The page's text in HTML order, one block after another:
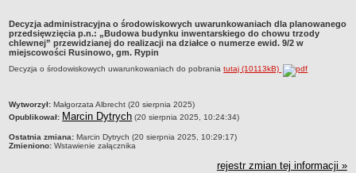
Dane statystyczne
Zadania publiczne
Związki i stowarzyszenia
Rejestr zbiorów danych osobowych
Rejestr instytucji kultury
Decyzja administracyjna o środowiskowych uwarunkowaniach dla planowanego
przedsięwzięcia p.n.: „Budowa budynku inwentarskiego do chowu trzody
chlewnej” przewidzianej do realizacji na działce o numerze ewid. 9/2 w
miejscowości Rusinowo, gm. Rypin
Decyzja o środowiskowych uwarunkowaniach do pobraniatutaj (10113kB)
metryczka
Wytworzył: Małgorzata Albrecht (20 sierpnia 2025)
Opublikował: Marcin Dytrych (20 sierpnia 2025, 10:24:34)
Ostatnia zmiana: Marcin Dytrych (20 sierpnia 2025, 10:29:17)
Zmieniono: Wstawienie załącznika
rejestr zmian tej informacji »